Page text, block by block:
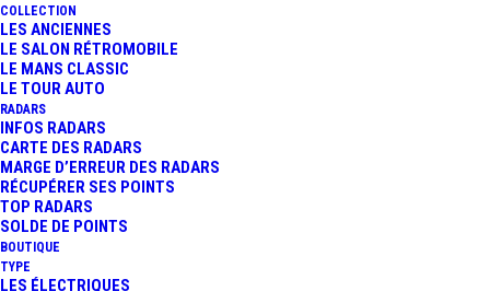
COLLECTION
LES ANCIENNES
LE SALON RÉTROMOBILE
LE MANS CLASSIC
LE TOUR AUTO
RADARS
INFOS RADARS
CARTE DES RADARS
MARGE D’ERREUR DES RADARS
RÉCUPÉRER SES POINTS
TOP RADARS
SOLDE DE POINTS
BOUTIQUE
TYPE
LES ÉLECTRIQUES
15 juin 2020
FIAT 850 MORETTI